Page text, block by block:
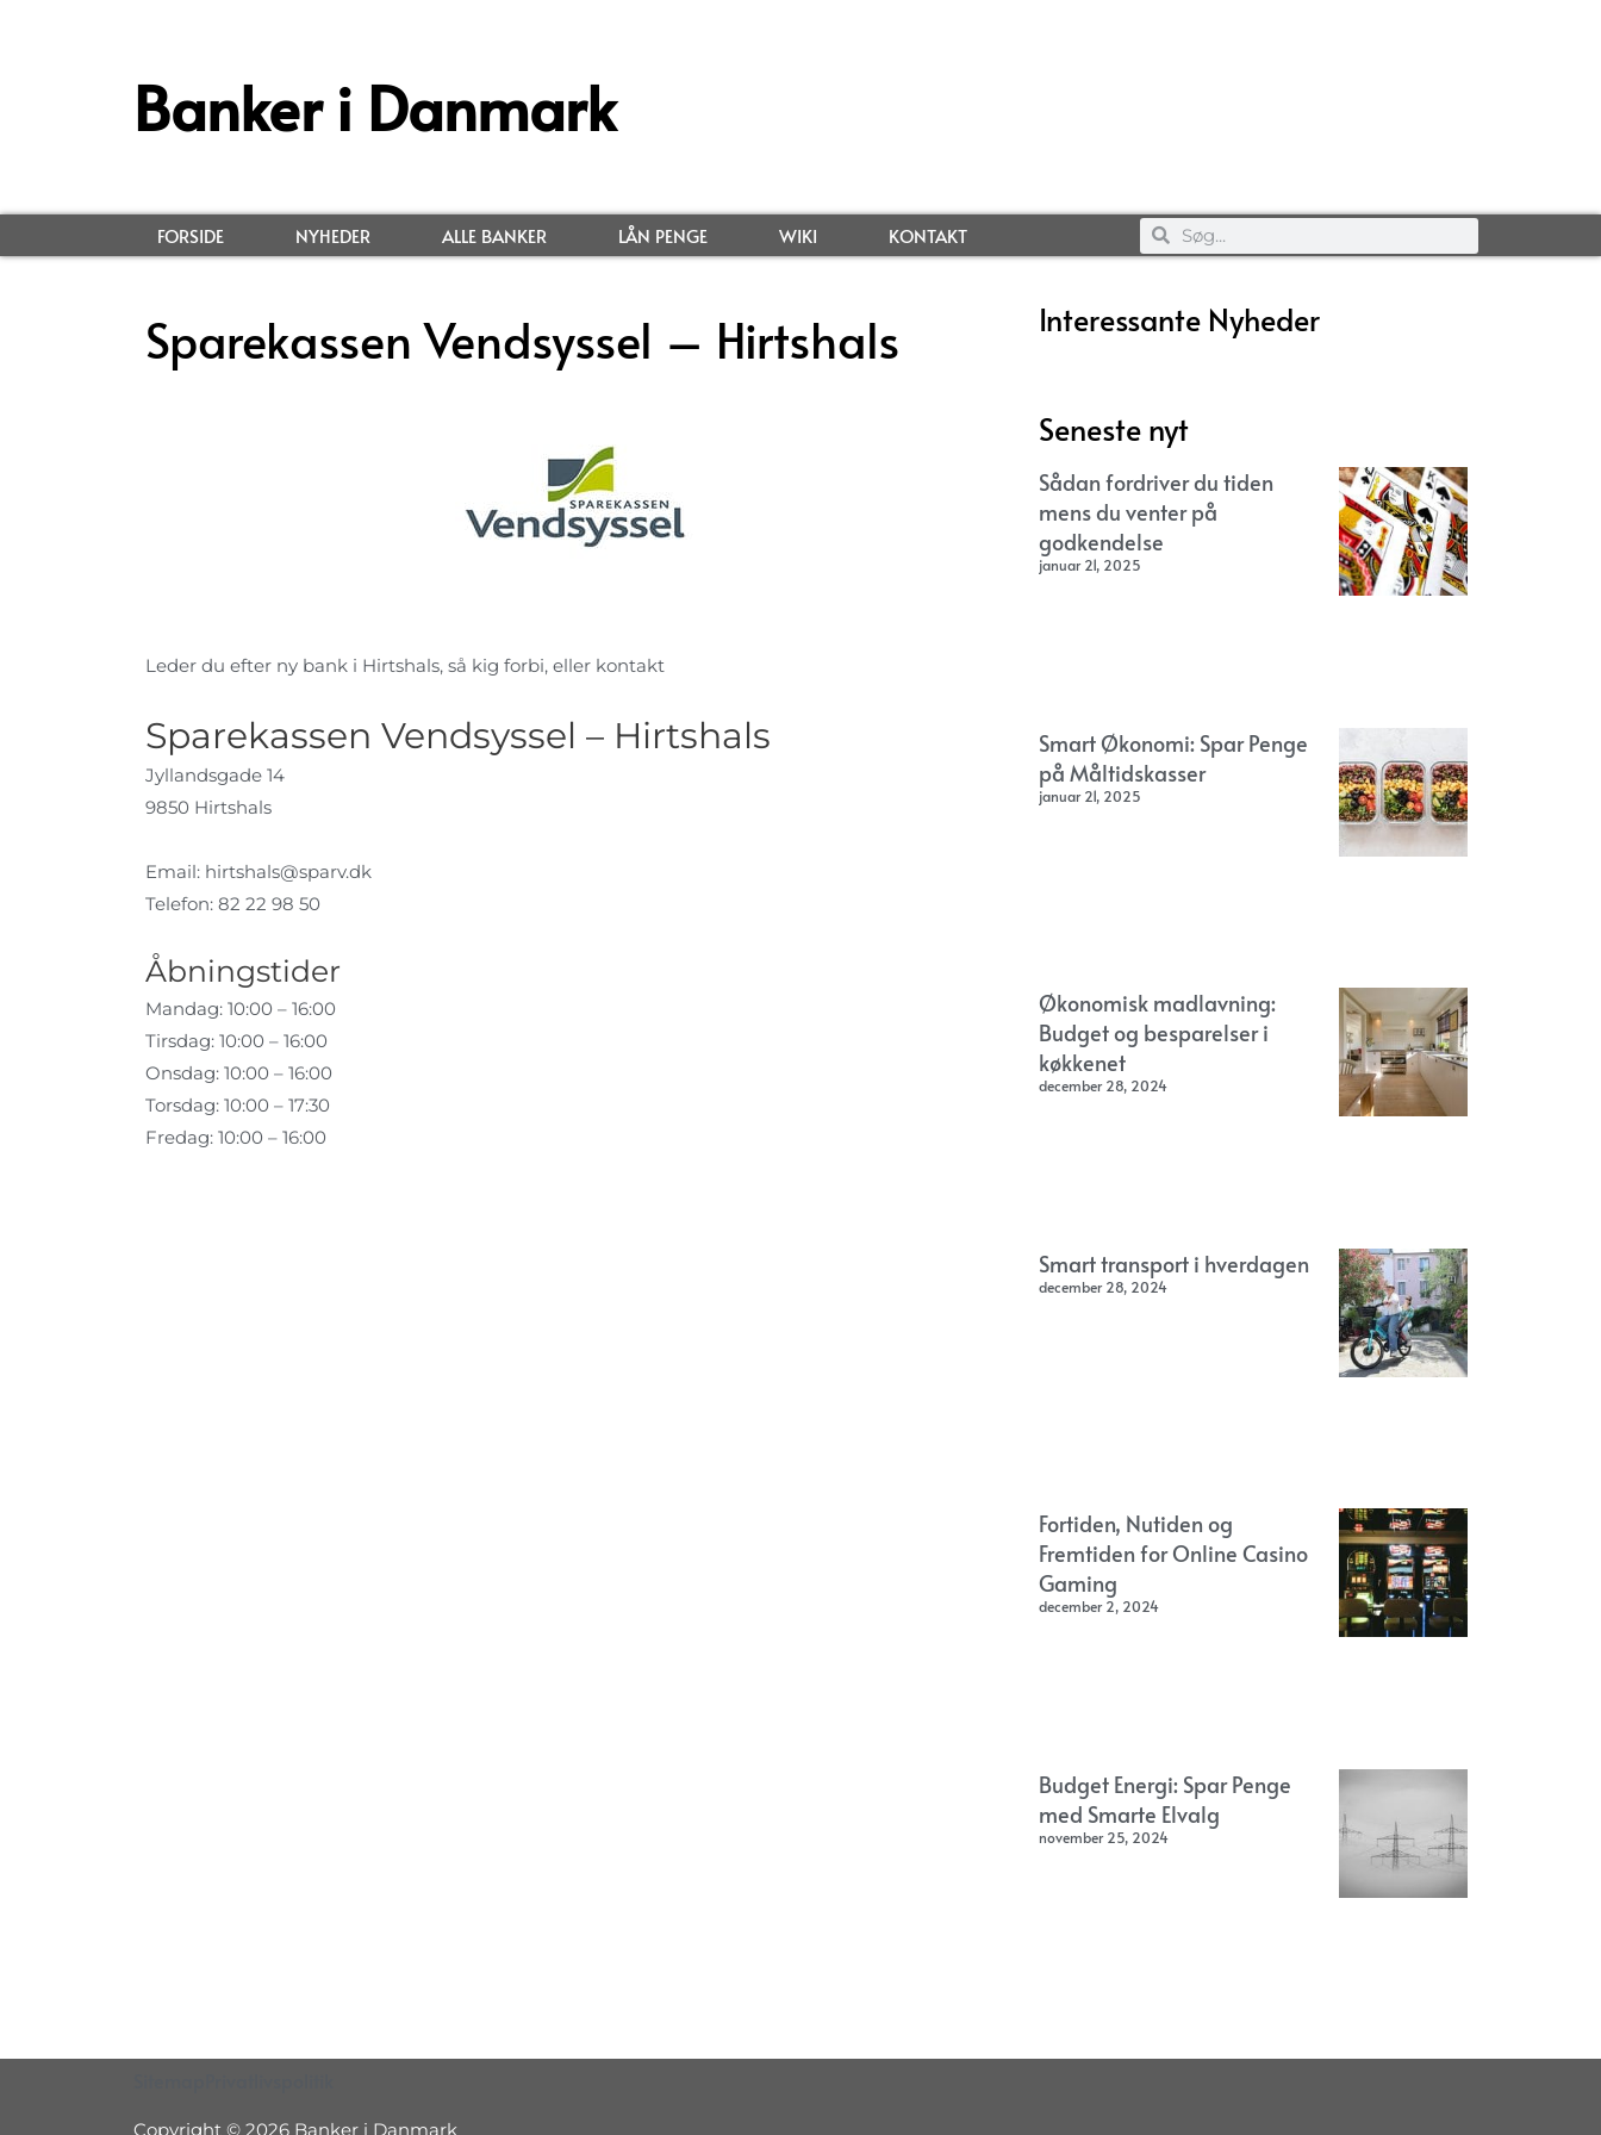
Banker i Danmark
FORSIDE NYHEDER ALLE BANKER LÅN PENGE WIKI KONTAKT
Sparekassen Vendsyssel – Hirtshals
Leder du efter ny bank i Hirtshals, så kig forbi, eller kontakt
Sparekassen Vendsyssel – Hirtshals
Jyllandsgade 14
9850 Hirtshals
Email: hirtshals@sparv.dk
Telefon: 82 22 98 50
Åbningstider
Mandag: 10:00 – 16:00
Tirsdag: 10:00 – 16:00
Onsdag: 10:00 – 16:00
Torsdag: 10:00 – 17:30
Fredag: 10:00 – 16:00
Interessante Nyheder
Seneste nyt
Sådan fordriver du tiden
mens du venter på
godkendelse
januar 21, 2025
Smart Økonomi: Spar Penge
på Måltidskasser
januar 21, 2025
Økonomisk madlavning:
Budget og besparelser i
køkkenet
december 28, 2024
Smart transport i hverdagen
december 28, 2024
Fortiden, Nutiden og
Fremtiden for Online Casino
Gaming
december 2, 2024
Budget Energi: Spar Penge
med Smarte Elvalg
november 25, 2024
Copyright © 2026 Banker i Danmark